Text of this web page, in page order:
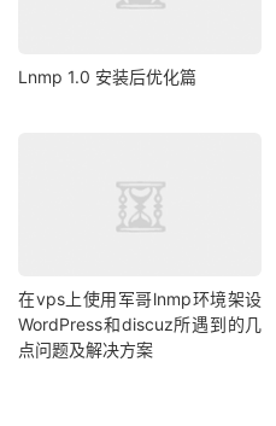
Lnmp 1.0 安装后优化篇
在vps上使用军哥lnmp环境架设
WordPress和discuz所遇到的几
点问题及解决方案